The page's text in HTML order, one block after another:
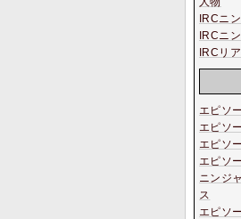
IRCニ
IRCニ
IRCリ
エピソ
エピソ
エピソ
エピソ
ニンジ
ス
エピソ